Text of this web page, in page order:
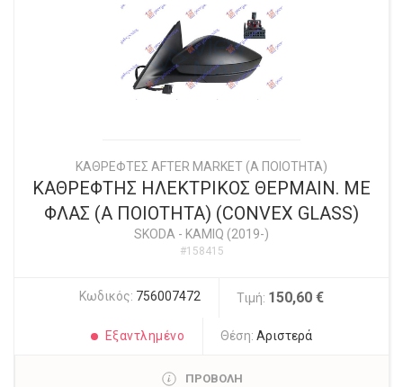
ΚΑΘΡΕΦΤΕΣ AFTER MARKET (Α ΠΟΙΟΤΗΤΑ)
ΚΑΘΡΕΦΤΗΣ ΗΛΕΚΤΡΙΚΟΣ ΘΕΡΜΑΙΝ. ΜΕ
ΦΛΑΣ (Α ΠΟΙΟΤΗΤΑ) (CONVEX GLASS)
SKODA - KAMIQ (2019-)
#158415
Κωδικός: 756007472 Τιμή: 150,60 €
Εξαντλημένο Θέση:Αριστερά
ΠΡΟΒΟΛΗ